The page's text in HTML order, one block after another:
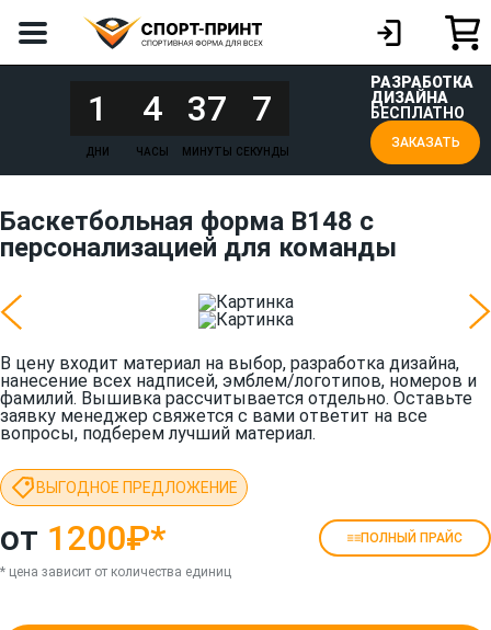
1
ДНИ
4
ЧАСЫ
37
МИНУТЫ
7
СЕКУНДЫ
РАЗРАБОТКА
ДИЗАЙНА
БЕСПЛАТНО
ЗАКАЗАТЬ
Баскетбольная форма B148 с
персонализацией для команды
В цену входит материал на выбор, разработка дизайна,
нанесение всех надписей, эмблем/логотипов, номеров и
фамилий. Вышивка рассчитывается отдельно. Оставьте
заявку менеджер свяжется с вами ответит на все
вопросы, подберем лучший материал.
ВЫГОДНОЕ ПРЕДЛОЖЕНИЕ
от 1200₽* ПОЛНЫЙ ПРАЙС
* цена зависит от количества единиц